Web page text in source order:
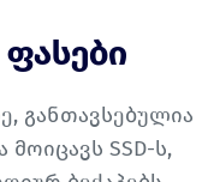
განთავსებულია
SSD-ს,